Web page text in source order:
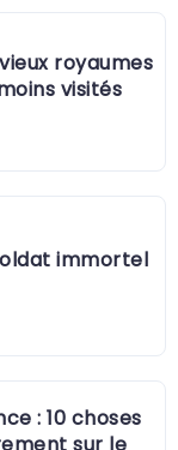
royaumes
visités
immortel
: 10 choses